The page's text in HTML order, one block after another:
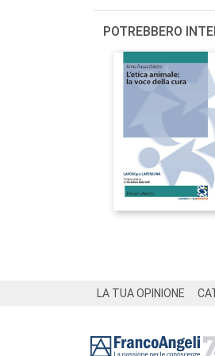
POTREBBERO
LA TUA OPINIONE